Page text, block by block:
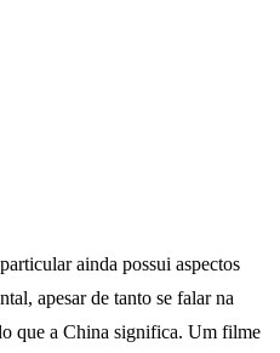
ainda possui aspectos
apesar de tanto se falar na
que a China significa. Um filme